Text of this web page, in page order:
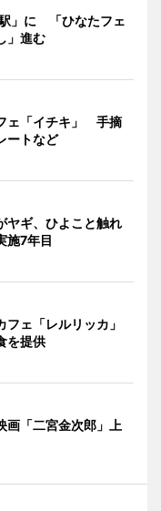
」に 「ひなたフェ
」進む
ェ「イチキ」 手摘
ートなど
ヤギ、ひよこと触れ
施7年目
ェ「レルリッカ」
を提供
画「二宮金次郎」上